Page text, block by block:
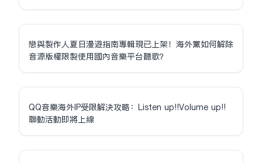
戀與製作人夏日漫遊指南專輯現已上架！海外黨如何解除
音源版權限制使用國內音樂平台聽歌？
QQ音樂海外IP受限解決攻略：Listen up!!Volume up!!
聯動活動即將上線